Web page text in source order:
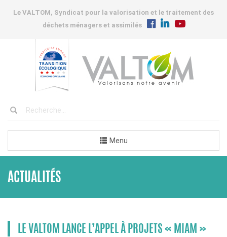
Le VALTOM, Syndicat pour la valorisation et le traitement des
déchets ménagers et assimilés
Menu
ACTUALITÉS
LE VALTOM LANCE L’APPEL À PROJETS « MIAM »